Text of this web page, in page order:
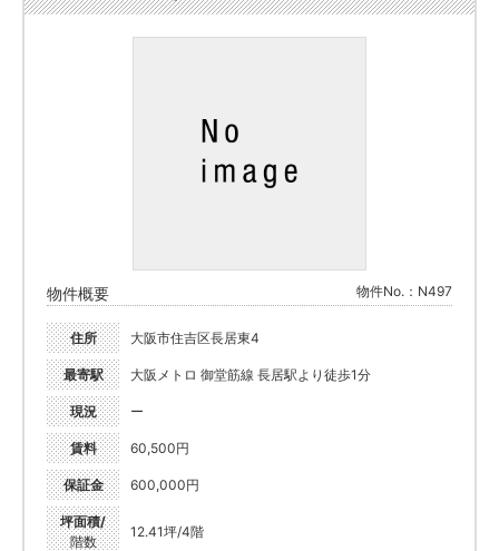
物件概要 物件No.：N497
住所 大阪市住吉区長居東4
最寄駅 大阪メトロ 御堂筋線 長居駅より徒歩1分
現況 ー
賃料 60,500円
保証金 600,000円
坪面積/
階数
12.41坪/4階